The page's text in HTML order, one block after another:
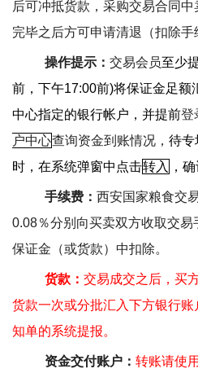
后可冲抵货款，采购交易合同
完毕之后方可申请清退（扣除手
操作提示： 交易会员至少
前，下午17:00前)将保证金足额
中心指定的银行帐户，并提前登
户中心查询资金到账情况， 待专
时，在系统弹窗中点击转入 ，
手续费： 西安国家粮食交
0.08％分别向买卖双方收取交
保证金（或货款）中扣除。
货款： 交易成交之后，买
货款一次或分批汇入下方银行
知单的系统提报。
资金交付账户： 转账请使